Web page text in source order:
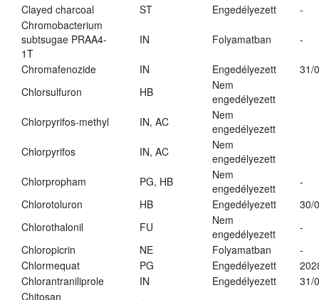
Clayed charcoal
ST Engedélyezett
-
Chromobacterium
subtsugae PRAA4-
1T
IN Folyamatban -
Chromafenozide IN Engedélyezett
31/
Chlorsulfuron
HB
Nem
engedélyezett
Chlorpyrifos-methyl
IN, AC
Nem
engedélyezett
Chlorpyrifos
IN, AC
Nem
engedélyezett
Chlorpropham
PG, HB
Nem
engedélyezett
-
Chlorotoluron
HB Engedélyezett
30/
Chlorothalonil
FU
Nem
engedélyezett
-
Chloropicrin
NE Folyamatban
-
Chlormequat
PG Engedélyezett
Chlorantraniliprole
IN Engedélyezett
31/
Chitosan